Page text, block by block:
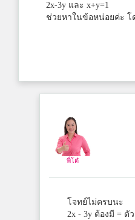
2x-3y และ x+y=1
ช่วยหาในข้อหน่อยค่ะ โ
พี่โต๋
โจทย์ไม่ครบนะ
2x - 3y ต้องมี = ตั